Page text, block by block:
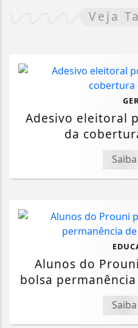
Veja
Adesivo eleitoral
da
Alunos do
bolsa